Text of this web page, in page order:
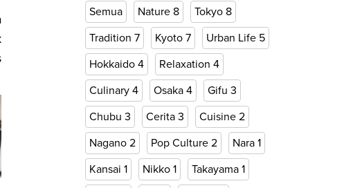
Semua Nature 8 Tokyo 8
Tradition 7 Kyoto 7 Urban Life 5
Hokkaido 4 Relaxation 4
Culinary 4 Osaka 4 Gifu 3
Chubu 3 Cerita 3 Cuisine 2
Nagano 2 Pop Culture 2 Nara 1
Kansai 1 Nikko 1 Takayama 1